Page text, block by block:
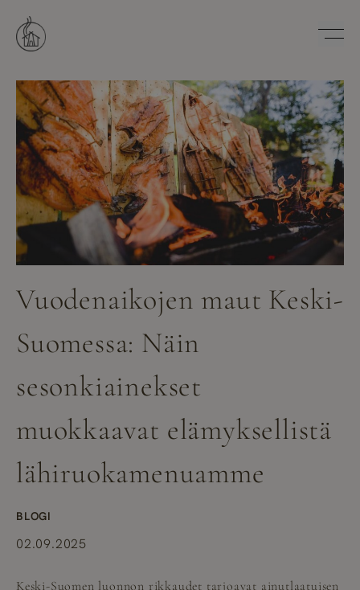
sisältöön
Vuodenaikojen maut Keski-
Suomessa: Näin
sesonkiainekset
muokkaavat elämyksellistä
lähiruokamenuamme
BLOGI
02.09.2025
Keski-Suomen luonnon rikkaudet tarjoavat ainutlaatuisen